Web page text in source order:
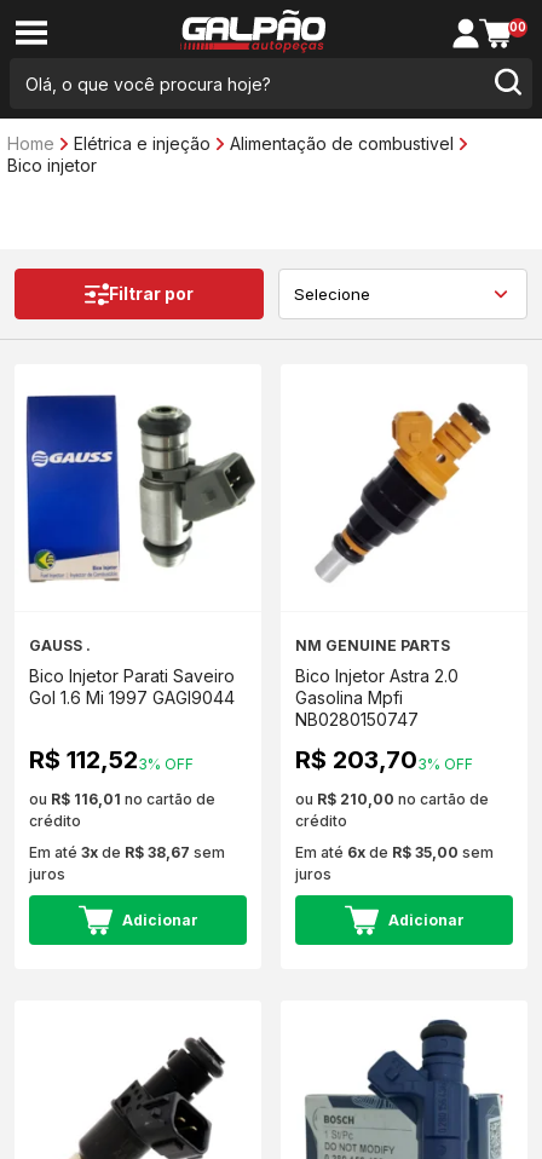
00
Home Elétrica e injeção
Alimentação de combustivel
Bico injetor
Filtrar por
GAUSS .
Bico Injetor Parati Saveiro
Gol 1.6 Mi 1997 GAGI9044
R$ 112,523% OFF
ou R$ 116,01 no cartão de
crédito
Em até 3x de R$ 38,67 sem
juros
Adicionar
NM GENUINE PARTS
Bico Injetor Astra 2.0
Gasolina Mpfi
NB0280150747
R$ 203,703% OFF
ou R$ 210,00 no cartão de
crédito
Em até 6x de R$ 35,00 sem
juros
Adicionar